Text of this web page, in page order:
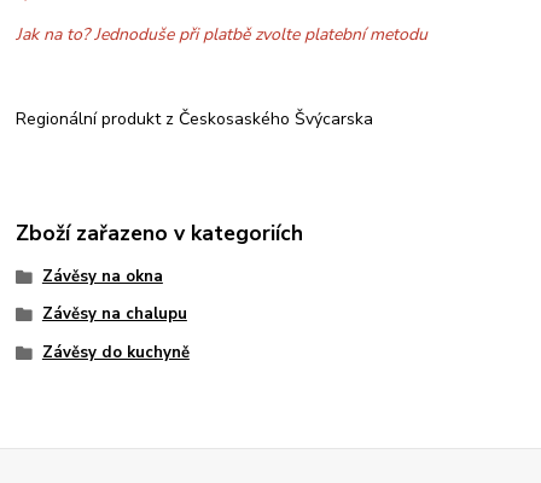
Jak na to? Jednoduše při platbě zvolte platební metodu
Regionální produkt z Českosaského Švýcarska
Zboží zařazeno v kategoriích
Závěsy na okna
Závěsy na chalupu
Závěsy do kuchyně